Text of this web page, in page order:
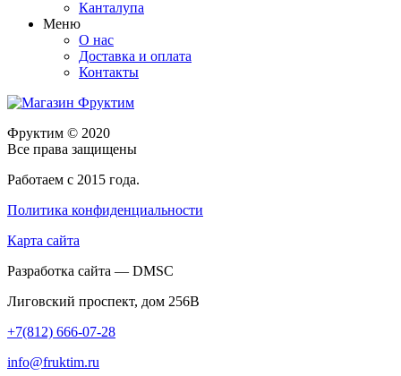
Канталупа
Меню
О нас
Доставка и оплата
Контакты
Фруктим © 2020
Все права защищены
Работаем с 2015 года.
Политика конфиденциальности
Карта сайта
Разработка сайта — DMSC
Лиговский проспект, дом 256В
+7(812) 666-07-28
info@fruktim.ru